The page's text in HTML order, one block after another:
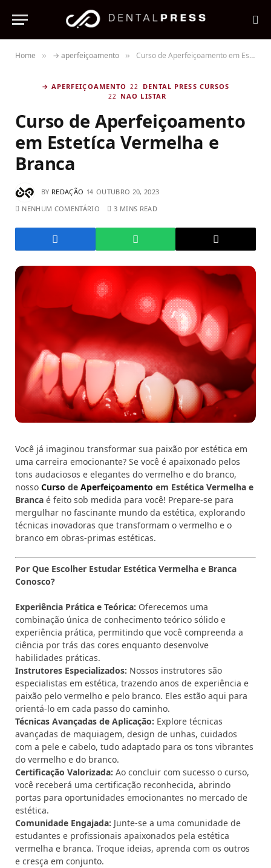
Home » → aperfeiçoamento » Curso de Aperfeiçoamento em Estetíca Vermelha e Branca
→ APERFEIÇOAMENTO
DENTAL PRESS CURSOS
NAO LISTAR
Curso de Aperfeiçoamento
em Estetíca Vermelha e
Branca
BY REDAÇÃO
OUTUBRO 20, 2023
NENHUM COMENTÁRIO
3 MINS READ
Você já imaginou transformar sua paixão por estética em
uma carreira emocionante? Se você é apaixonado pelos
tons audaciosos e elegantes do vermelho e do branco,
nosso Curso de Aperfeiçoamento em Estética Vermelha e
Branca é feito sob medida para você! Prepare-se para
mergulhar no fascinante mundo da estética, explorando
técnicas inovadoras que transformam o vermelho e o
branco em obras-primas estéticas.
Por Que Escolher Estudar Estética Vermelha e Branca
Conosco?
Experiência Prática e Teórica: Oferecemos uma
combinação única de conhecimento teórico sólido e
experiência prática, permitindo que você compreenda a
ciência por trás das cores enquanto desenvolve
habilidades práticas.
Instrutores Especializados: Nossos instrutores são
especialistas em estética, trazendo anos de experiência e
paixão pelo vermelho e pelo branco. Eles estão aqui para
orientá-lo em cada passo do caminho.
Técnicas Avançadas de Aplicação: Explore técnicas
avançadas de maquiagem, design de unhas, cuidados
com a pele e cabelo, tudo adaptado para os tons vibrantes
do vermelho e do branco.
Certificação Valorizada: Ao concluir com sucesso o curso,
você receberá uma certificação reconhecida, abrindo
portas para oportunidades emocionantes no mercado de
estética.
Comunidade Engajada: Junte-se a uma comunidade de
estudantes e profissionais apaixonados pela estética
vermelha e branca. Troque ideias, aprenda com os outros
e cresça em conjunto.